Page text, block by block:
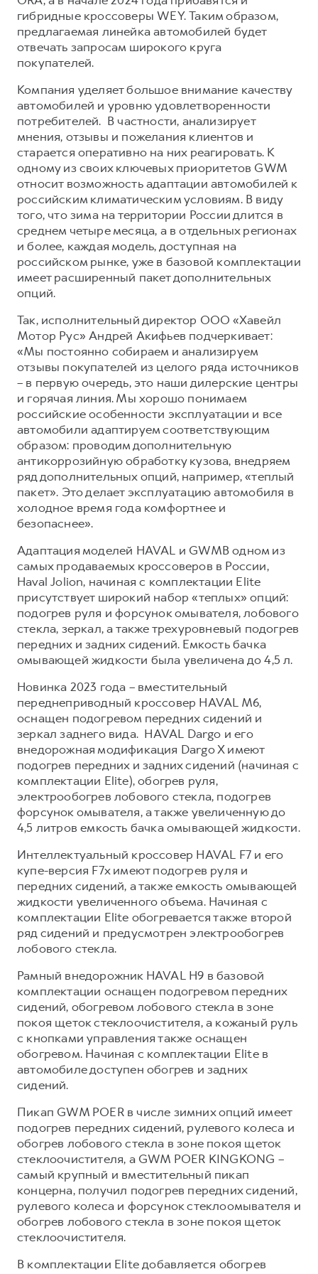
HAVAL Лизинг
АКСЕССУАРЫ HAVAL
Автомобильные аксессуары
Коллекция CITY
Коллекция Базовая
Коллекция Детская
АКСЕССУАРЫ HAVAL
Автомобильные аксессуары
Коллекция CITY
Коллекция Базовая
Коллекция Детская
гибридные кроссоверы WEY. Таким образом,
предлагаемая линейка автомобилей будет
отвечать запросам широкого круга
покупателей.
Компания уделяет большое внимание качеству
автомобилей и уровню удовлетворенности
потребителей. В частности, анализирует
мнения, отзывы и пожелания клиентов и
старается оперативно на них реагировать. К
одному из своих ключевых приоритетов GWM
относит возможность адаптации автомобилей к
российским климатическим условиям. В виду
того, что зима на территории России длится в
среднем четыре месяца, а в отдельных регионах
и более, каждая модель, доступная на
российском рынке, уже в базовой комплектации
имеет расширенный пакет дополнительных
опций.
Так, исполнительный директор ООО «Хавейл
Мотор Рус» Андрей Акифьев подчеркивает:
«Мы постоянно собираем и анализируем
отзывы покупателей из целого ряда источников
– в первую очередь, это наши дилерские центры
и горячая линия. Мы хорошо понимаем
российские особенности эксплуатации и все
автомобили адаптируем соответствующим
образом: проводим дополнительную
антикоррозийную обработку кузова, внедряем
ряд дополнительных опций, например, «теплый
пакет». Это делает эксплуатацию автомобиля в
холодное время года комфортнее и
безопаснее».
Адаптация моделей HAVAL и GWMВ одном из
самых продаваемых кроссоверов в России,
Haval Jolion, начиная с комплектации Elite
присутствует широкий набор «теплых» опций:
подогрев руля и форсунок омывателя, лобового
стекла, зеркал, а также трехуровневый подогрев
передних и задних сидений. Емкость бачка
омывающей жидкости была увеличена до 4,5 л.
Новинка 2023 года – вместительный
переднеприводный кроссовер HAVAL M6,
оснащен подогревом передних сидений и
зеркал заднего вида. HAVAL Dargo и его
внедорожная модификация Dargo X имеют
подогрев передних и задних сидений (начиная с
комплектации Elite), обогрев руля,
электрообогрев лобового стекла, подогрев
форсунок омывателя, а также увеличенную до
4,5 литров емкость бачка омывающей жидкости.
Интеллектуальный кроссовер HAVAL F7 и его
купе-версия F7x имеют подогрев руля и
передних сидений, а также емкость омывающей
жидкости увеличенного объема. Начиная с
комплектации Elite обогревается также второй
ряд сидений и предусмотрен электрообогрев
лобового стекла.
Рамный внедорожник HAVAL H9 в базовой
комплектации оснащен подогревом передних
сидений, обогревом лобового стекла в зоне
покоя щеток стеклоочистителя, а кожаный руль
с кнопками управления также оснащен
обогревом. Начиная с комплектации Elite в
автомобиле доступен обогрев и задних
сидений.
Пикап GWM POER в числе зимних опций имеет
подогрев передних сидений, рулевого колеса и
обогрев лобового стекла в зоне покоя щеток
стеклоочистителя, а GWM POER KINGKONG –
самый крупный и вместительный пикап
концерна, получил подогрев передних сидений,
рулевого колеса и форсунок стеклоомывателя и
обогрев лобового стекла в зоне покоя щеток
стеклоочистителя.
В комплектации Elite добавляется обогрев